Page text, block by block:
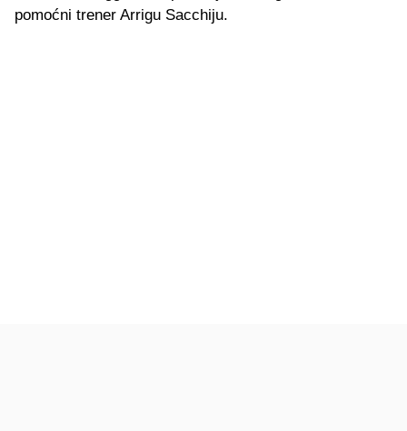
pomoćni trener Arrigu Sacchiju.